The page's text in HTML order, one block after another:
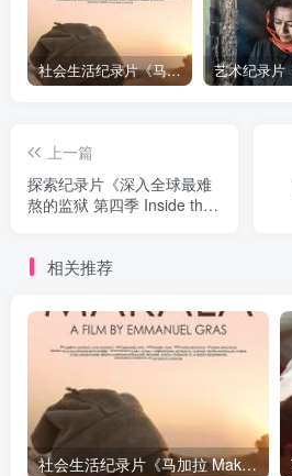
社会生活纪录片《马加拉 Makala》下载
上一篇
探索纪录片《深入全球最难
熬的监狱 第四季 Inside the
相关推荐
社会生活纪录片《马加拉 Makala》下载